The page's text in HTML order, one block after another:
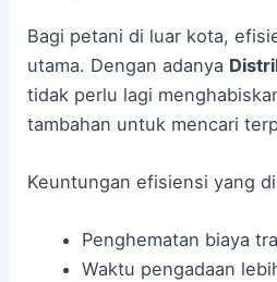
Bagi petani di luar kota,
utama. Dengan adanya
tidak perlu lagi
tambahan untuk mencari
Keuntungan efisiensi yang
Penghematan biaya
Waktu pengadaan